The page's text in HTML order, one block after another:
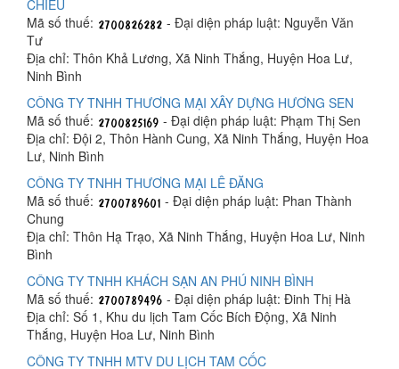
CHIỀU
Mã số thuế:
- Đại diện pháp luật: Nguyễn Văn
Tư
Địa chỉ: Thôn Khả Lương, Xã Ninh Thắng, Huyện Hoa Lư,
Ninh Bình
CÔNG TY TNHH THƯƠNG MẠI XÂY DỰNG HƯƠNG SEN
Mã số thuế:
- Đại diện pháp luật: Phạm Thị Sen
Địa chỉ: Đội 2, Thôn Hành Cung, Xã Ninh Thắng, Huyện Hoa
Lư, Ninh Bình
CÔNG TY TNHH THƯƠNG MẠI LÊ ĐĂNG
Mã số thuế:
- Đại diện pháp luật: Phan Thành
Chung
Địa chỉ: Thôn Hạ Trạo, Xã Ninh Thắng, Huyện Hoa Lư, Ninh
Bình
CÔNG TY TNHH KHÁCH SẠN AN PHÚ NINH BÌNH
Mã số thuế:
- Đại diện pháp luật: Đinh Thị Hà
Địa chỉ: Số 1, Khu du lịch Tam Cốc Bích Động, Xã Ninh
Thắng, Huyện Hoa Lư, Ninh Bình
CÔNG TY TNHH MTV DU LỊCH TAM CỐC